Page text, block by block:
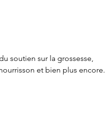
soutien sur la grossesse,
et bien plus encore.